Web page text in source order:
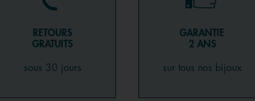
RETOURS
GRATUITS
sous 30 jours
GARANTIE
2 ANS
sur tous nos bijoux